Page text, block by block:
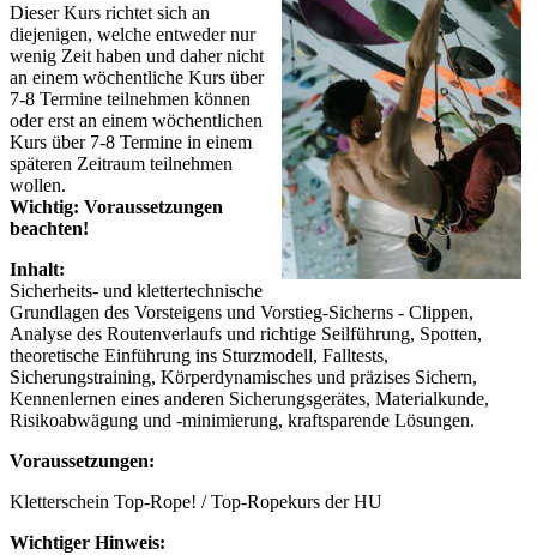
Dieser Kurs richtet sich an
diejenigen, welche entweder nur
wenig Zeit haben und daher nicht
an einem wöchentliche Kurs über
7-8 Termine teilnehmen können
oder erst an einem wöchentlichen
Kurs über 7-8 Termine in einem
späteren Zeitraum teilnehmen
wollen.
Wichtig: Voraussetzungen
beachten!
Inhalt:
Sicherheits- und klettertechnische
Grundlagen des Vorsteigens und Vorstieg-Sicherns - Clippen,
Analyse des Routenverlaufs und richtige Seilführung, Spotten,
theoretische Einführung ins Sturzmodell, Falltests,
Sicherungstraining, Körperdynamisches und präzises Sichern,
Kennenlernen eines anderen Sicherungsgerätes, Materialkunde,
Risikoabwägung und -minimierung, kraftsparende Lösungen.
Voraussetzungen:
Kletterschein Top-Rope! / Top-Ropekurs der HU
Wichtiger Hinweis: